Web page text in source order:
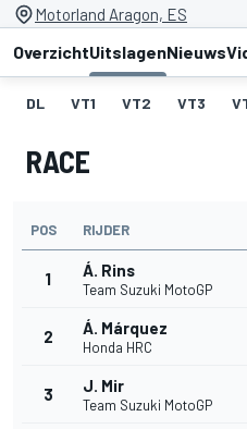
Motorland Aragon, ES
OverzichtUitslagenNieuws
DL VT1 VT2 VT3
RACE
POS RIJDER
1 Á. Rins
Team Suzuki MotoGP
2 Á. Márquez
Honda HRC
3 J. Mir
Team Suzuki MotoGP